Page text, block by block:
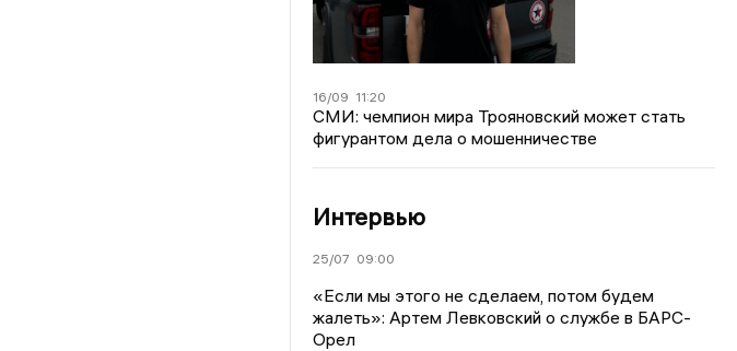
16/09 11:20
СМИ: чемпион мира Трояновский может стать
фигурантом дела о мошенничестве
Интервью
25/07 09:00
«Если мы этого не сделаем, потом будем
жалеть»: Артем Левковский о службе в БАРС-
Орел